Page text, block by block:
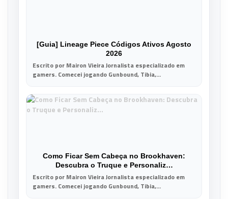
[Guia] Lineage Piece Códigos Ativos Agosto
2026
Escrito por Mairon Vieira Jornalista especializado em
gamers. Comecei jogando Gunbound, Tibia,...
Como Ficar Sem Cabeça no Brookhaven:
Descubra o Truque e Personaliz…
Escrito por Mairon Vieira Jornalista especializado em
gamers. Comecei jogando Gunbound, Tibia,...